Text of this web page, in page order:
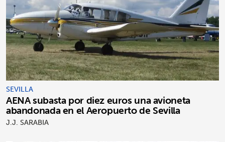
SEVILLA
AENA subasta por diez euros una avioneta
abandonada en el Aeropuerto de Sevilla
J.J. SARABIA